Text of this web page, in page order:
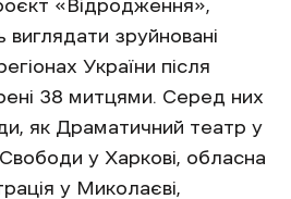
«Відродження»,
зруйновані
України після
38 митцями. Серед них
як Драматичний театр у
у Харкові, обласна
у Миколаєві,